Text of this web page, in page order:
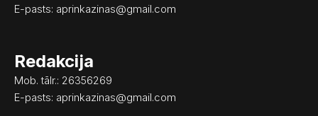
k
E-pasts: aprinkazinas@gmail.com
Redakcija
Mob. tālr.: 26356269
E-pasts: aprinkazinas@gmail.com